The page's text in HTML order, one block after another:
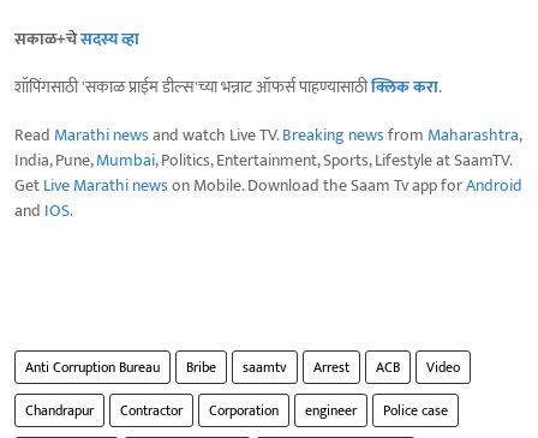
सकाळ+चेसदस्य व्हा
शॉपिंगसाठी 'सकाळ प्राईम डील्स'च्या भन्नाट ऑफर्स पाहण्यासाठीक्लिक करा.
Read Marathi newsand watch Live TV.Breaking newsfrom Maharashtra,
India, Pune,Mumbai, Politics, Entertainment, Sports, Lifestyle at SaamTV.
GetLive Marathi newson Mobile. Download the Saam Tv app forAndroid
and IOS.
Anti Corruption Bureau Bribe saamtv Arrest ACB
Video
Chandrapur
Contractor Corporation engineer Police case